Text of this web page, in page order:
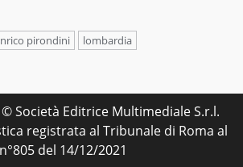
pirondini lombardia
Società Editrice Multimediale S.r.l.
registrata al Tribunale di Roma al
n°805 del 14/12/2021